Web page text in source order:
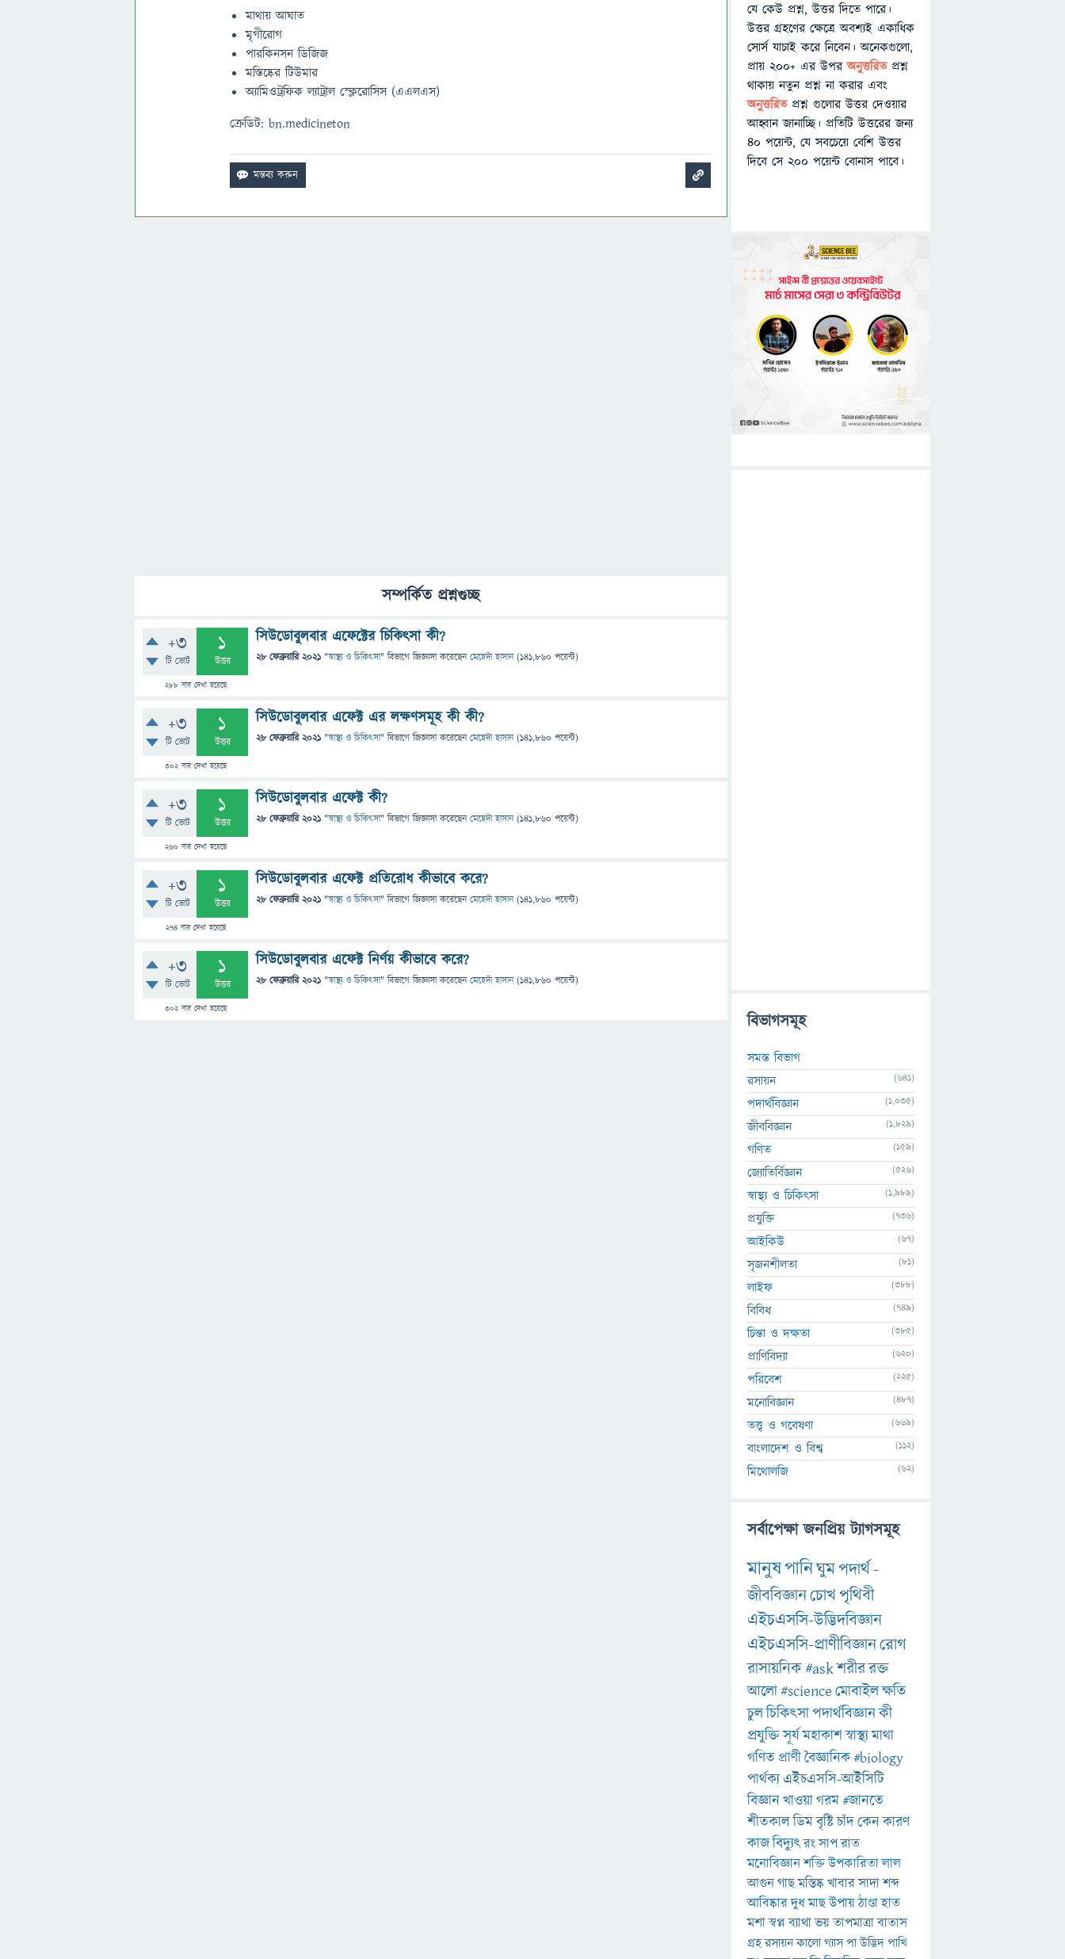
মাথায় আঘাত
মৃগীরোগ
পারকিনসন ডিজিজ
মস্তিষ্কের টিউমার
অ্যামিওট্রফিক ল্যাট্রাল স্ক্লেরোসিস (এএলএস)
ক্রেডিট: bn.medicineton
সম্পর্কিত প্রশ্নগুচ্ছ
+3
টি ভোট
1
উত্তর
288বার দেখা হয়েছে
সিউডোবুলবার এফেক্টের চিকিৎসা কী?
28 ফেব্রুয়ারি 2021 "স্বাস্থ্য ও চিকিৎসা" বিভাগে জিজ্ঞাসাকরেছেনমেহেদী হাসান (141,860 পয়েন্ট)
+3
টি ভোট
1
উত্তর
302বার দেখা হয়েছে
সিউডোবুলবার এফেক্ট এর লক্ষণসমূহ কী কী?
28 ফেব্রুয়ারি 2021 "স্বাস্থ্য ও চিকিৎসা" বিভাগে জিজ্ঞাসাকরেছেনমেহেদী হাসান (141,860 পয়েন্ট)
+3
টি ভোট
1
উত্তর
260 বার দেখা হয়েছে
সিউডোবুলবার এফেক্ট কী?
28 ফেব্রুয়ারি 2021 "স্বাস্থ্য ও চিকিৎসা" বিভাগে জিজ্ঞাসাকরেছেনমেহেদী হাসান (141,860 পয়েন্ট)
+3
টি ভোট
1
উত্তর
274বার দেখা হয়েছে
সিউডোবুলবার এফেক্ট প্রতিরোধ কীভাবে করে?
28 ফেব্রুয়ারি 2021 "স্বাস্থ্য ও চিকিৎসা" বিভাগে জিজ্ঞাসাকরেছেনমেহেদী হাসান (141,860 পয়েন্ট)
+3
টি ভোট
1
উত্তর
302বার দেখা হয়েছে
সিউডোবুলবার এফেক্ট নির্ণয় কীভাবে করে?
28 ফেব্রুয়ারি 2021 "স্বাস্থ্য ও চিকিৎসা" বিভাগে জিজ্ঞাসাকরেছেনমেহেদী হাসান (141,860 পয়েন্ট)
যে কেউ প্রশ্ন, উত্তর দিতে পারে।
উত্তর গ্রহণের ক্ষেত্রে অবশ্যই একাধিক
সোর্স যাচাই করে নিবেন। অনেকগুলো,
প্রায় ২০০+ এর উপরঅনুত্তরিতপ্রশ্ন
থাকায় নতুন প্রশ্ন না করার এবং
অনুত্তরিত প্রশ্ন গুলোর উত্তর দেওয়ার
আহ্বান জানাচ্ছি। প্রতিটি উত্তরের জন্য
৪০ পয়েন্ট, যে সবচেয়ে বেশি উত্তর
দিবে সে ২০০ পয়েন্ট বোনাস পাবে।
বিভাগসমূহ
সমস্ত বিভাগ
রসায়ন
(641)
পদার্থবিজ্ঞান (1,035)
জীববিজ্ঞান (1,829)
গণিত (159)
জ্যোতির্বিজ্ঞান (526)
স্বাস্থ্য ও চিকিৎসা (1,989)
প্রযুক্তি (736)
আইকিউ (67)
সৃজনশীলতা (81)
লাইফ (388)
বিবিধ (749)
চিন্তা ও দক্ষতা (385)
প্রাণিবিদ্যা (620)
পরিবেশ (225)
মনোবিজ্ঞান (487)
তত্ত্ব ও গবেষণা (669)
বাংলাদেশ ও বিশ্ব (112)
মিথোলজি (62)
সর্বাপেক্ষা জনপ্রিয় ট্যাগসমূহ
মানুষপানিঘুমপদার্থ-
জীববিজ্ঞানচোখপৃথিবী
এইচএসসি-উদ্ভিদবিজ্ঞান
এইচএসসি-প্রাণীবিজ্ঞানরোগ
রাসায়নিক#askশরীররক্ত
আলো#scienceমোবাইলক্ষতি
চুলচিকিৎসাপদার্থবিজ্ঞানকী
প্রযুক্তিসূর্যমহাকাশস্বাস্থ্যমাথা
গণিত প্রাণীবৈজ্ঞানিক#biology
পার্থক্য এইচএসসি-আইসিটি
বিজ্ঞানখাওয়াগরম#জানতে
শীতকালডিমবৃষ্টিচাঁদকেনকারণ
কাজবিদ্যুৎরংসাপরাত
মনোবিজ্ঞানশক্তিউপকারিতালাল
আগুনগাছমস্তিষ্কখাবারসাদাশব্দ
আবিষ্কারদুধমাছউপায়ঠাণ্ডাহাত
মশাস্বপ্নব্যাথাভয়তাপমাত্রাবাতাস
গ্রহরসায়নকালোগ্যাসপাউদ্ভিদপাখি